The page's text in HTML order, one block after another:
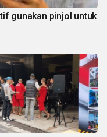
gunakan pinjol untuk